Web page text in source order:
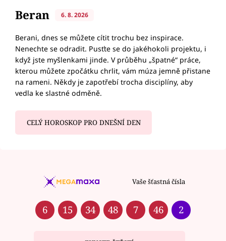
Beran 6. 8. 2026
Berani, dnes se můžete cítit trochu bez inspirace.
Nenechte se odradit. Pusťte se do jakéhokoli projektu, i
když jste myšlenkami jinde. V průběhu „špatné“ práce,
kterou můžete zpočátku chrlit, vám múza jemně přistane
na rameni. Někdy je zapotřebí trocha disciplíny, aby
vedla ke slastné odměně.
CELÝ HOROSKOP PRO DNEŠNÍ DEN
Vaše šťastná čísla
6 15 34 48 7 46 2